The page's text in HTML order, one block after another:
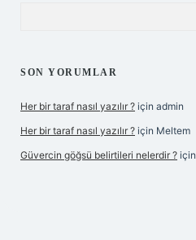
SON YORUMLAR
Her bir taraf nasıl yazılır ? için admin
Her bir taraf nasıl yazılır ? için Meltem
Güvercin göğsü belirtileri nelerdir ? için